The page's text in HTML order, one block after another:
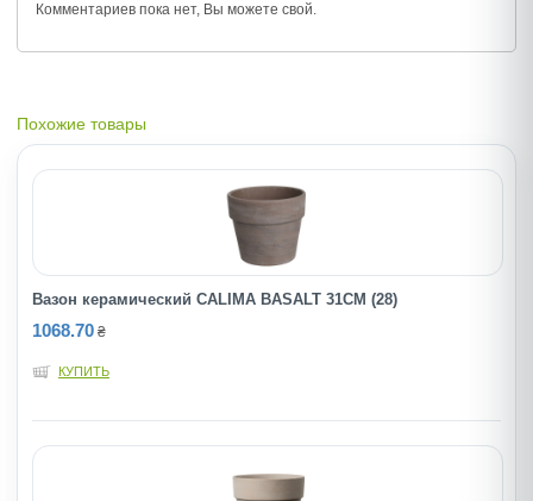
Комментариев пока нет, Вы можете свой.
Похожие товары
Вазон керамический CALIMA BASALT 31CM (28)
1068.70 ₴
КУПИТЬ